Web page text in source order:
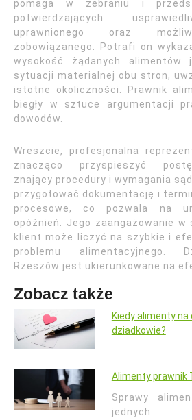
pomaga w zebraniu i
potwierdzających
uprawnionego oraz
zobowiązanego. Potrafi on
wysokość żądanych alimentów
sytuacji materialnej obu stron,
istotne okoliczności. Prawnik
biegły w sztuce argumentacji
dowodów.
Wreszcie, profesjonalna
znacząco przyspieszyć
znający procedury i wymagania
przygotować dokumentację i
procesowe, co pozwala na
opóźnień. Jego zaangażowanie w
klient może liczyć na szybkie i
problemu alimentacyjnego.
Rzeszów jest ukierunkowane na
Zobacz także
Kiedy alimenty na
dziadkowie?
Alimenty prawnik
Sprawy
jednych